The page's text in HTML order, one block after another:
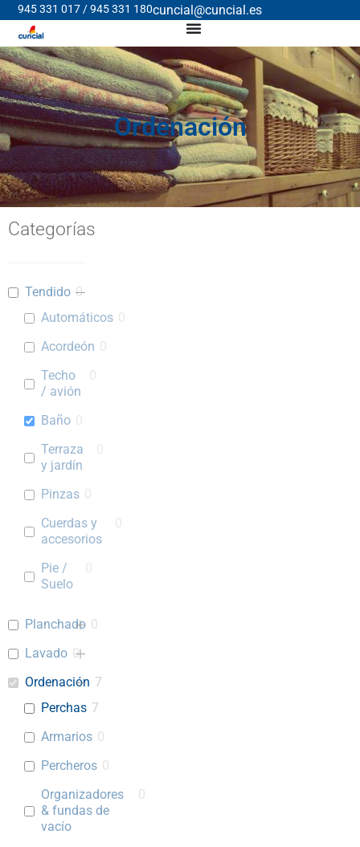
945 331 017 / 945 331 180cuncial@cuncial.es
Ordenación
Categorías
Tendido 0
Automáticos
Acordeón
Techo
/ avión
Baño
Terraza
y jardín
Pinzas
Cuerdas y
accesorios
Pie /
Suelo
Planchado 0
Lavado 0
Ordenación 7
Perchas 7
Armarios 0
Percheros 0
Organizadores
& fundas de
vacío
0